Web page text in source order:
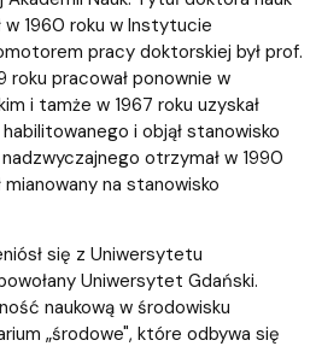
1960 roku w Instytucie
pracy doktorskiej był prof.
roku pracował ponownie w
i tamże w 1967 roku uzyskał
i objął stanowisko
otrzymał w 1990
mianowany na stanowisko
się z Uniwersytetu
Uniwersytet Gdański.
naukową w środowisku
„środowe", które odbywa się